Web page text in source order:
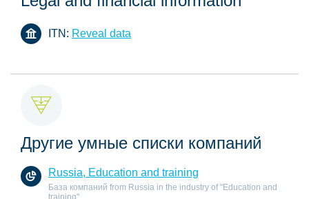
ITN: Reveal data
Другие умные списки компаний
Russia, Education and training
База компаний from Russia in the industry of "Education and